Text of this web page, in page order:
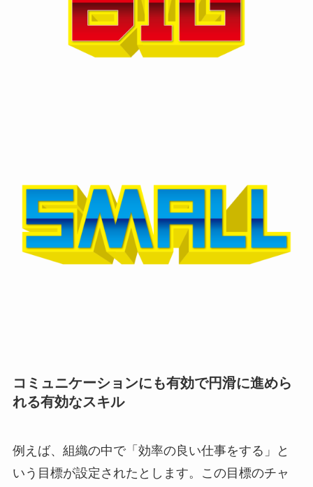
コミュニケーションにも有効で円滑に進めら
れる有効なスキル
例えば、組織の中で「効率の良い仕事をする」と
いう目標が設定されたとします。この目標のチャ